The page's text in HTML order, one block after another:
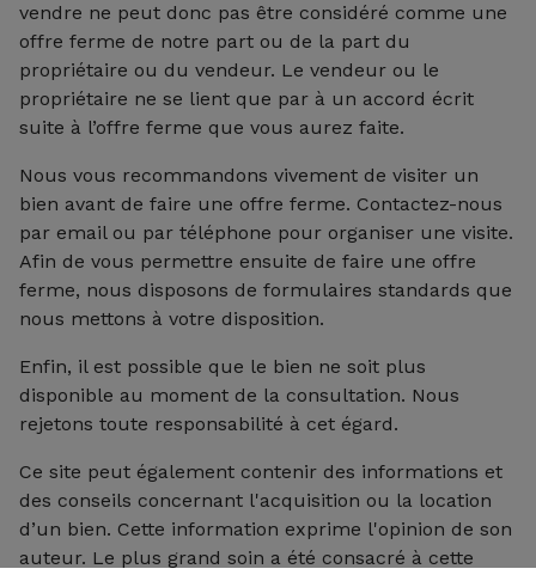
vendre ne peut donc pas être considéré comme une
offre ferme de notre part ou de la part du
propriétaire ou du vendeur. Le vendeur ou le
propriétaire ne se lient que par à un accord écrit
suite à l’offre ferme que vous aurez faite.
Nous vous recommandons vivement de visiter un
bien avant de faire une offre ferme. Contactez-nous
par email ou par téléphone pour organiser une visite.
Afin de vous permettre ensuite de faire une offre
ferme, nous disposons de formulaires standards que
nous mettons à votre disposition.
Enfin, il est possible que le bien ne soit plus
disponible au moment de la consultation. Nous
rejetons toute responsabilité à cet égard.
Ce site peut également contenir des informations et
des conseils concernant l'acquisition ou la location
d’un bien. Cette information exprime l'opinion de son
auteur. Le plus grand soin a été consacré à cette